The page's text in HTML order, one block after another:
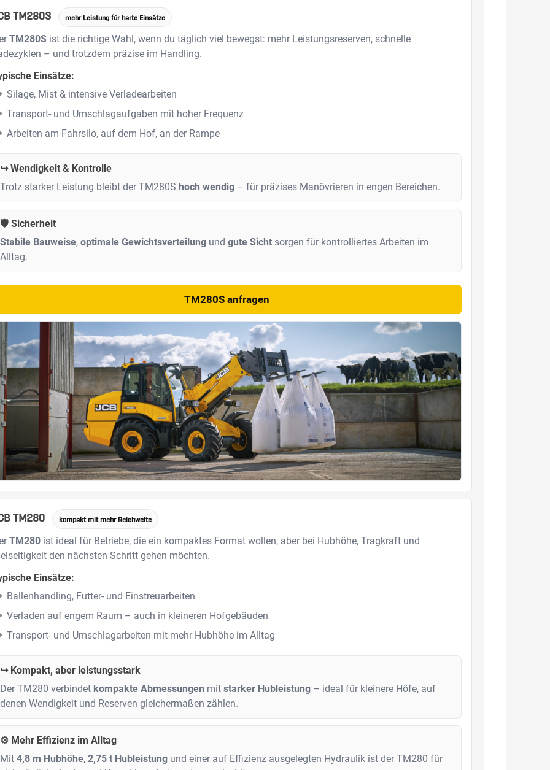
TM280S mehr Leistung für harte Einsätze
TM280S ist die richtige Wahl, wenn du täglich viel bewegst: mehr Leistungsreserven, schnelle
– und trotzdem präzise im Handling.
Einsätze:
Silage, Mist & intensive Verladearbeiten
Transport- und Umschlagaufgaben mit hoher Frequenz
Arbeiten am Fahrsilo, auf dem Hof, an der Rampe
↪️ Wendigkeit & Kontrolle
Trotz starker Leistung bleibt der TM280S hoch wendig – für präzises Manövrieren in engen Bereichen.
🛡️ Sicherheit
Stabile Bauweise,optimale Gewichtsverteilung undgute Sicht sorgen für kontrolliertes Arbeiten im
Alltag.
TM280S anfragen
TM280 kompakt mit mehr Reichweite
TM280 ist ideal für Betriebe, die ein kompaktes Format wollen, aber bei Hubhöhe, Tragkraft und
den nächsten Schritt gehen möchten.
Einsätze:
Ballenhandling, Futter- und Einstreuarbeiten
Verladen auf engem Raum – auch in kleineren Hofgebäuden
Transport- und Umschlagarbeiten mit mehr Hubhöhe im Alltag
↪️ Kompakt, aber leistungsstark
Der TM280 verbindet kompakte Abmessungen mitstarker Hubleistung – ideal für kleinere Höfe, auf
denen Wendigkeit und Reserven gleichermaßen zählen.
⚙️ Mehr Effizienz im Alltag
Mit4,8 m Hubhöhe,2,75 t Hubleistung und einer auf Effizienz ausgelegten Hydraulik ist der TM280 für